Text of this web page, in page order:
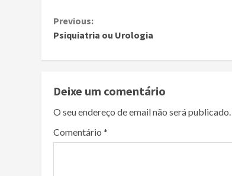
Continue
Reading
Previous:
Psiquiatria ou Urologia
Deixe um comentário
O seu endereço de email não será publicado.
Comentário *